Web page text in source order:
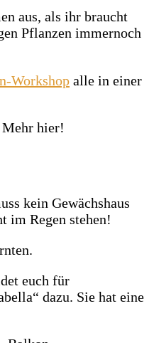
aus, als ihr braucht
Pflanzen immernoch
Workshop alle in einer
kein Gewächshaus
im Regen stehen!
euch für
dazu. Sie hat eine